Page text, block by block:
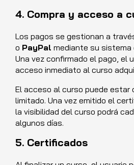
4. Compra y acceso a
Los pagos se gestionan a
o PayPal mediante su sistema
Una vez confirmado el pago, el
acceso inmediato al curso
El acceso al curso puede estar
limitado. Una vez emitido el
la visibilidad del curso podrá
algunos días.
5. Certificados